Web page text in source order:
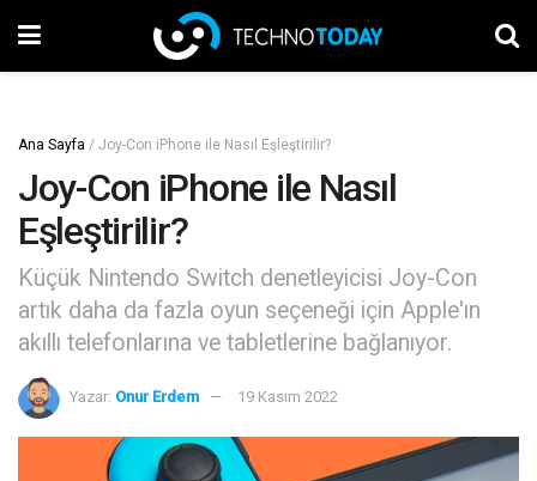
Ana Sayfa / Joy-Con iPhone ile Nasıl Eşleştirilir?
Joy-Con iPhone ile Nasıl
Eşleştirilir?
Küçük Nintendo Switch denetleyicisi Joy-Con
artık daha da fazla oyun seçeneği için Apple'ın
akıllı telefonlarına ve tabletlerine bağlanıyor.
Yazar: Onur Erdem 19 Kasım 2022